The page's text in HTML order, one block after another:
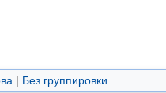
| Без группировки